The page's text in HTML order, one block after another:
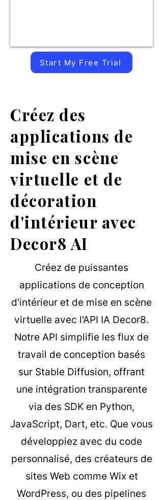
Start My Free Trial
Créez des
applications de
mise en scène
virtuelle et de
décoration
d'intérieur avec
Decor8 AI
Créez de puissantes
applications de conception
d'intérieur et de mise en scène
virtuelle avec l'API IA Decor8.
Notre API simplifie les flux de
travail de conception basés
sur Stable Diffusion, offrant
une intégration transparente
via des SDK en Python,
JavaScript, Dart, etc. Que vous
développiez avec du code
personnalisé, des créateurs de
sites Web comme Wix et
WordPress, ou des pipelines